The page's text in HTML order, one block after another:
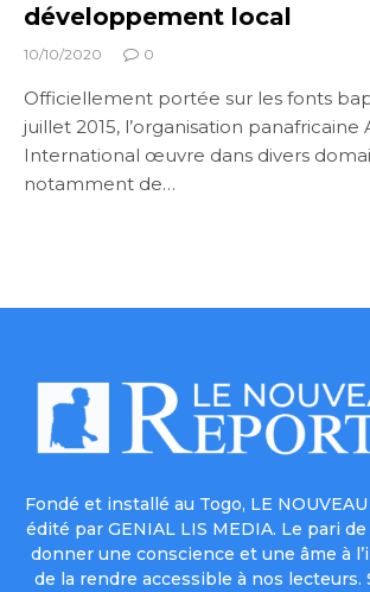
développement local
10/10/2020 0
Officiellement portée sur les fonts
juillet 2015, l’organisation panafricaine
International œuvre dans divers
notamment de…
Fondé et installé au Togo, LE
édité par GENIAL LIS MEDIA. Le pari
donner une conscience et une âme à
de la rendre accessible à nos lecteurs.